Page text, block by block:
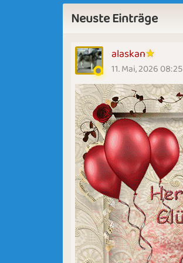
Neuste Einträge
alaskan
11. Mai, 2026 08:25